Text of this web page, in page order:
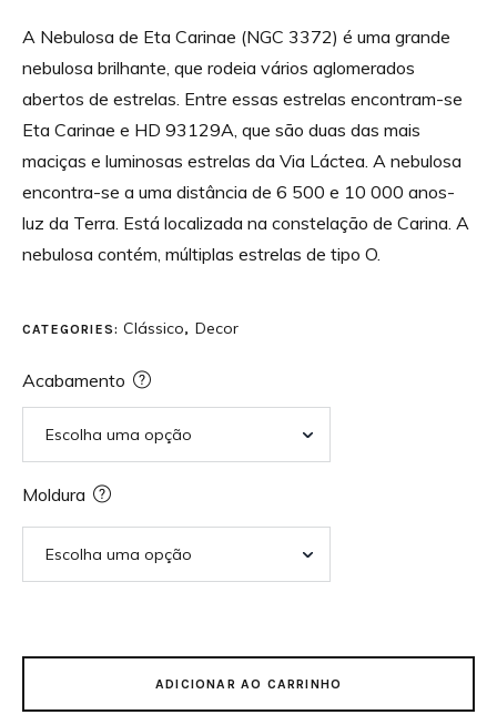
A Nebulosa de Eta Carinae (NGC 3372) é uma grande
nebulosa brilhante, que rodeia vários aglomerados
abertos de estrelas. Entre essas estrelas encontram-se
Eta Carinae e HD 93129A, que são duas das mais
maciças e luminosas estrelas da Via Láctea. A nebulosa
encontra-se a uma distância de 6 500 e 10 000 anos-
luz da Terra. Está localizada na constelação de Carina. A
nebulosa contém, múltiplas estrelas de tipo O.
CATEGORIES:Clássico, Decor
Acabamento
Moldura
ADICIONAR AO CARRINHO